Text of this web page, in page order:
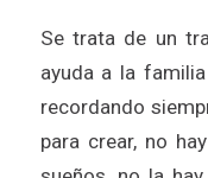
Se trata de un
ayuda a la
recordando
para crear, no